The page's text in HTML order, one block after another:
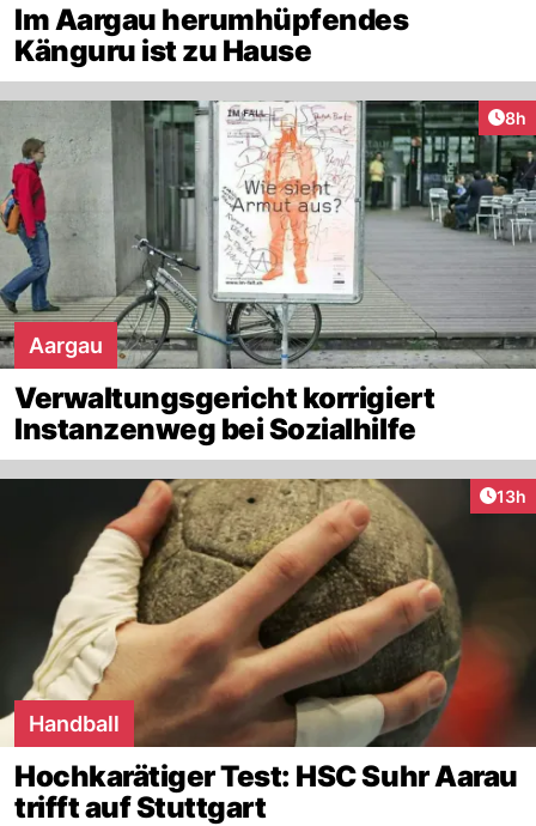
Im Aargau herumhüpfendes
Känguru ist zu Hause
8h
Aargau
Verwaltungsgericht korrigiert
Instanzenweg bei Sozialhilfe
13h
Handball
Hochkarätiger Test: HSC Suhr Aarau
trifft auf Stuttgart